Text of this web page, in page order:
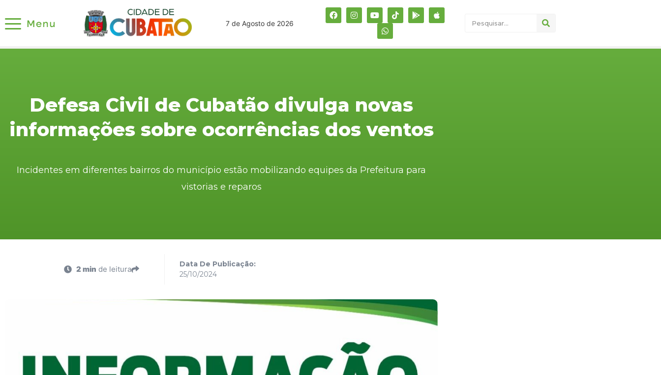
7 de Agosto de 2026
Defesa Civil de Cubatão divulga novas
informações sobre ocorrências dos ventos
Incidentes em diferentes bairros do município estão mobilizando equipes da Prefeitura para
vistorias e reparos
2 min de leitura
Data De Publicação:
25/10/2024